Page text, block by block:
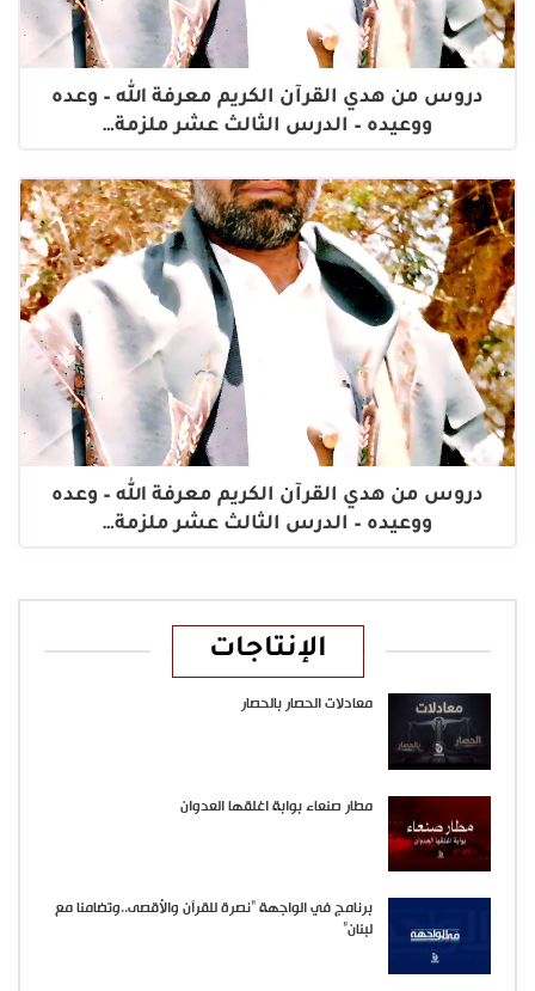
دروس من هدي القرآن الكريم معرفة الله – وعده
ووعيده – الدرس الثالث عشر ملزمة…
دروس من هدي القرآن الكريم معرفة الله – وعده
ووعيده – الدرس الثالث عشر ملزمة…
الإنتاجات
معادلات الحصار بالحصار
مطار صنعاء بوابة اغلقها العدوان
برنامج في الواجهة “نصرة للقرآن والأقصى..وتضامنا مع
لبنان”